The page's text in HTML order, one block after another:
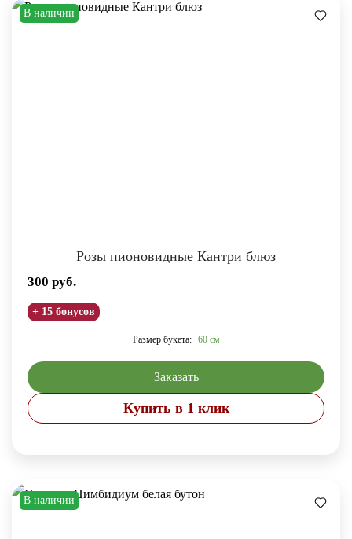
В наличии
Розы пионовидные Кантри блюз
300 руб.
+ 15 бонусов
Размер букета: 60 см
Заказать
Купить в 1 клик
В наличии